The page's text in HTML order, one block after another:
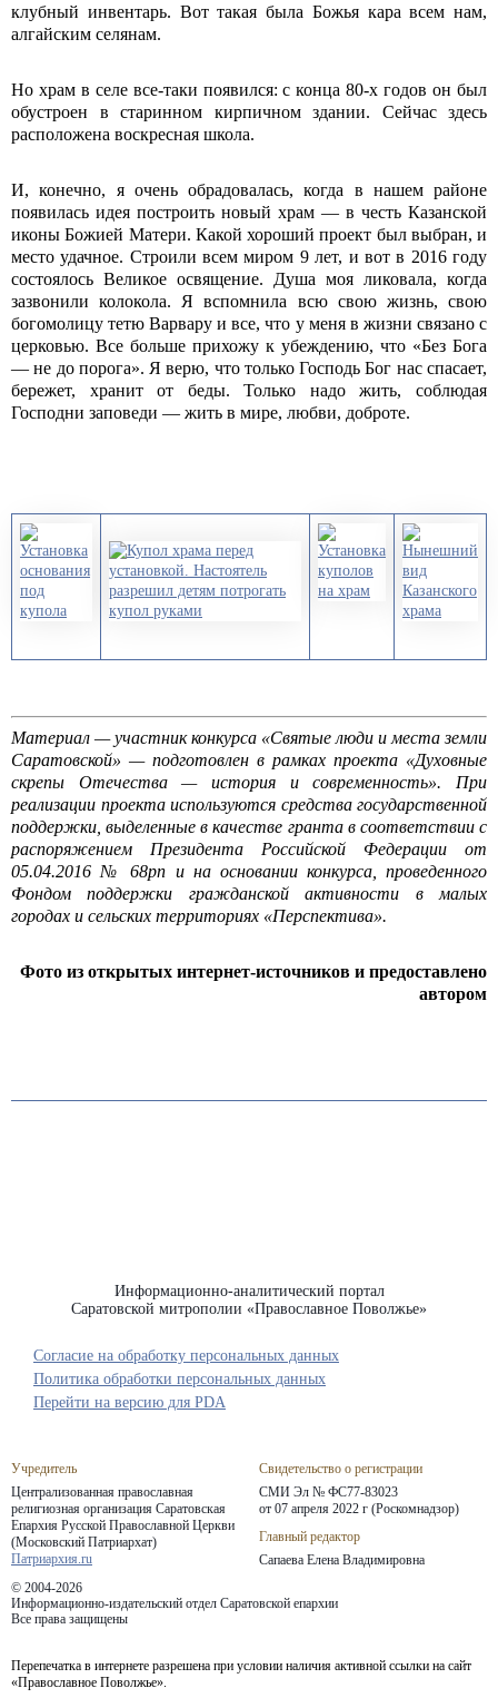
клубный инвентарь. Вот такая была Божья кара всем нам,
алгайским селянам.
Но храм в селе все-таки появился: с конца 80-х годов он был
обустроен в старинном кирпичном здании. Сейчас здесь
расположена воскресная школа.
И, конечно, я очень обрадовалась, когда в нашем районе
появилась идея построить новый храм — в честь Казанской
иконы Божией Матери. Какой хороший проект был выбран, и
место удачное. Строили всем миром 9 лет, и вот в 2016 году
состоялось Великое освящение. Душа моя ликовала, когда
зазвонили колокола. Я вспомнила всю свою жизнь, свою
богомолицу тетю Варвару и все, что у меня в жизни связано с
церковью. Все больше прихожу к убеждению, что «Без Бога
— не до порога». Я верю, что только Господь Бог нас спасает,
бережет, хранит от беды. Только надо жить, соблюдая
Господни заповеди — жить в мире, любви, доброте.
Материал — участник конкурса «Святые люди и места земли
Саратовской» — подготовлен в рамках проекта «Духовные
скрепы Отечества — история и современность». При
реализации проекта используются средства государственной
поддержки, выделенные в качестве гранта в соответствии с
распоряжением Президента Российской Федерации от
05.04.2016 № 68­рп и на основании конкурса, проведенного
Фондом поддержки гражданской активности в малых
городах и сельских территориях «Перспектива».
Фото из открытых интернет-источников и предоставлено
автором
Информационно-аналитический портал
Саратовской митрополии «Православное Поволжье»
Учредитель
Централизованная православная
религиозная организация Саратовская
Епархия Русской Православной Церкви
(Московский Патриархат)
Патриархия.ru
Свидетельство о регистрации
СМИ Эл № ФС77-83023
от 07 апреля 2022 г (Роскомнадзор)
Главный редактор
Сапаева Елена Владимировна
© 2004-2026
Информационно-издательский отдел Саратовской епархии
Все права защищены
Согласие на обработку персональных данных
Политика обработки персональных данных
Перепечатка в интернете разрешена при условии наличия активной ссылки на сайт
«Православное Поволжье».
Перейти на версию для PDA